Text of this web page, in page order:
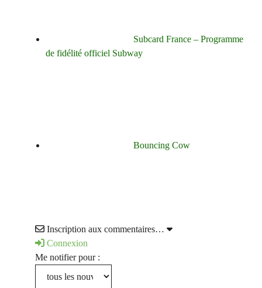
Subcard France – Programme
de fidélité officiel Subway
Bouncing Cow
Inscription aux commentaires…
Connexion
Me notifier pour :